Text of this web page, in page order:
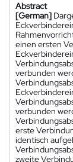
Abstract
[German]
einen ersten
verbunden
verbunden
erste
identisch
zweite